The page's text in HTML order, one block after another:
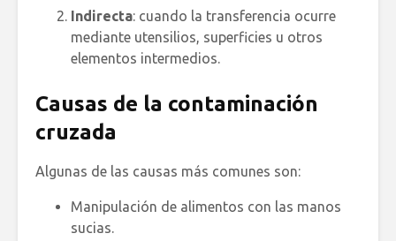
Indirecta: cuando la transferencia ocurre
mediante utensilios, superficies u otros
elementos intermedios.
Causas de la contaminación
cruzada
Algunas de las causas más comunes son:
Manipulación de alimentos con las manos
sucias.